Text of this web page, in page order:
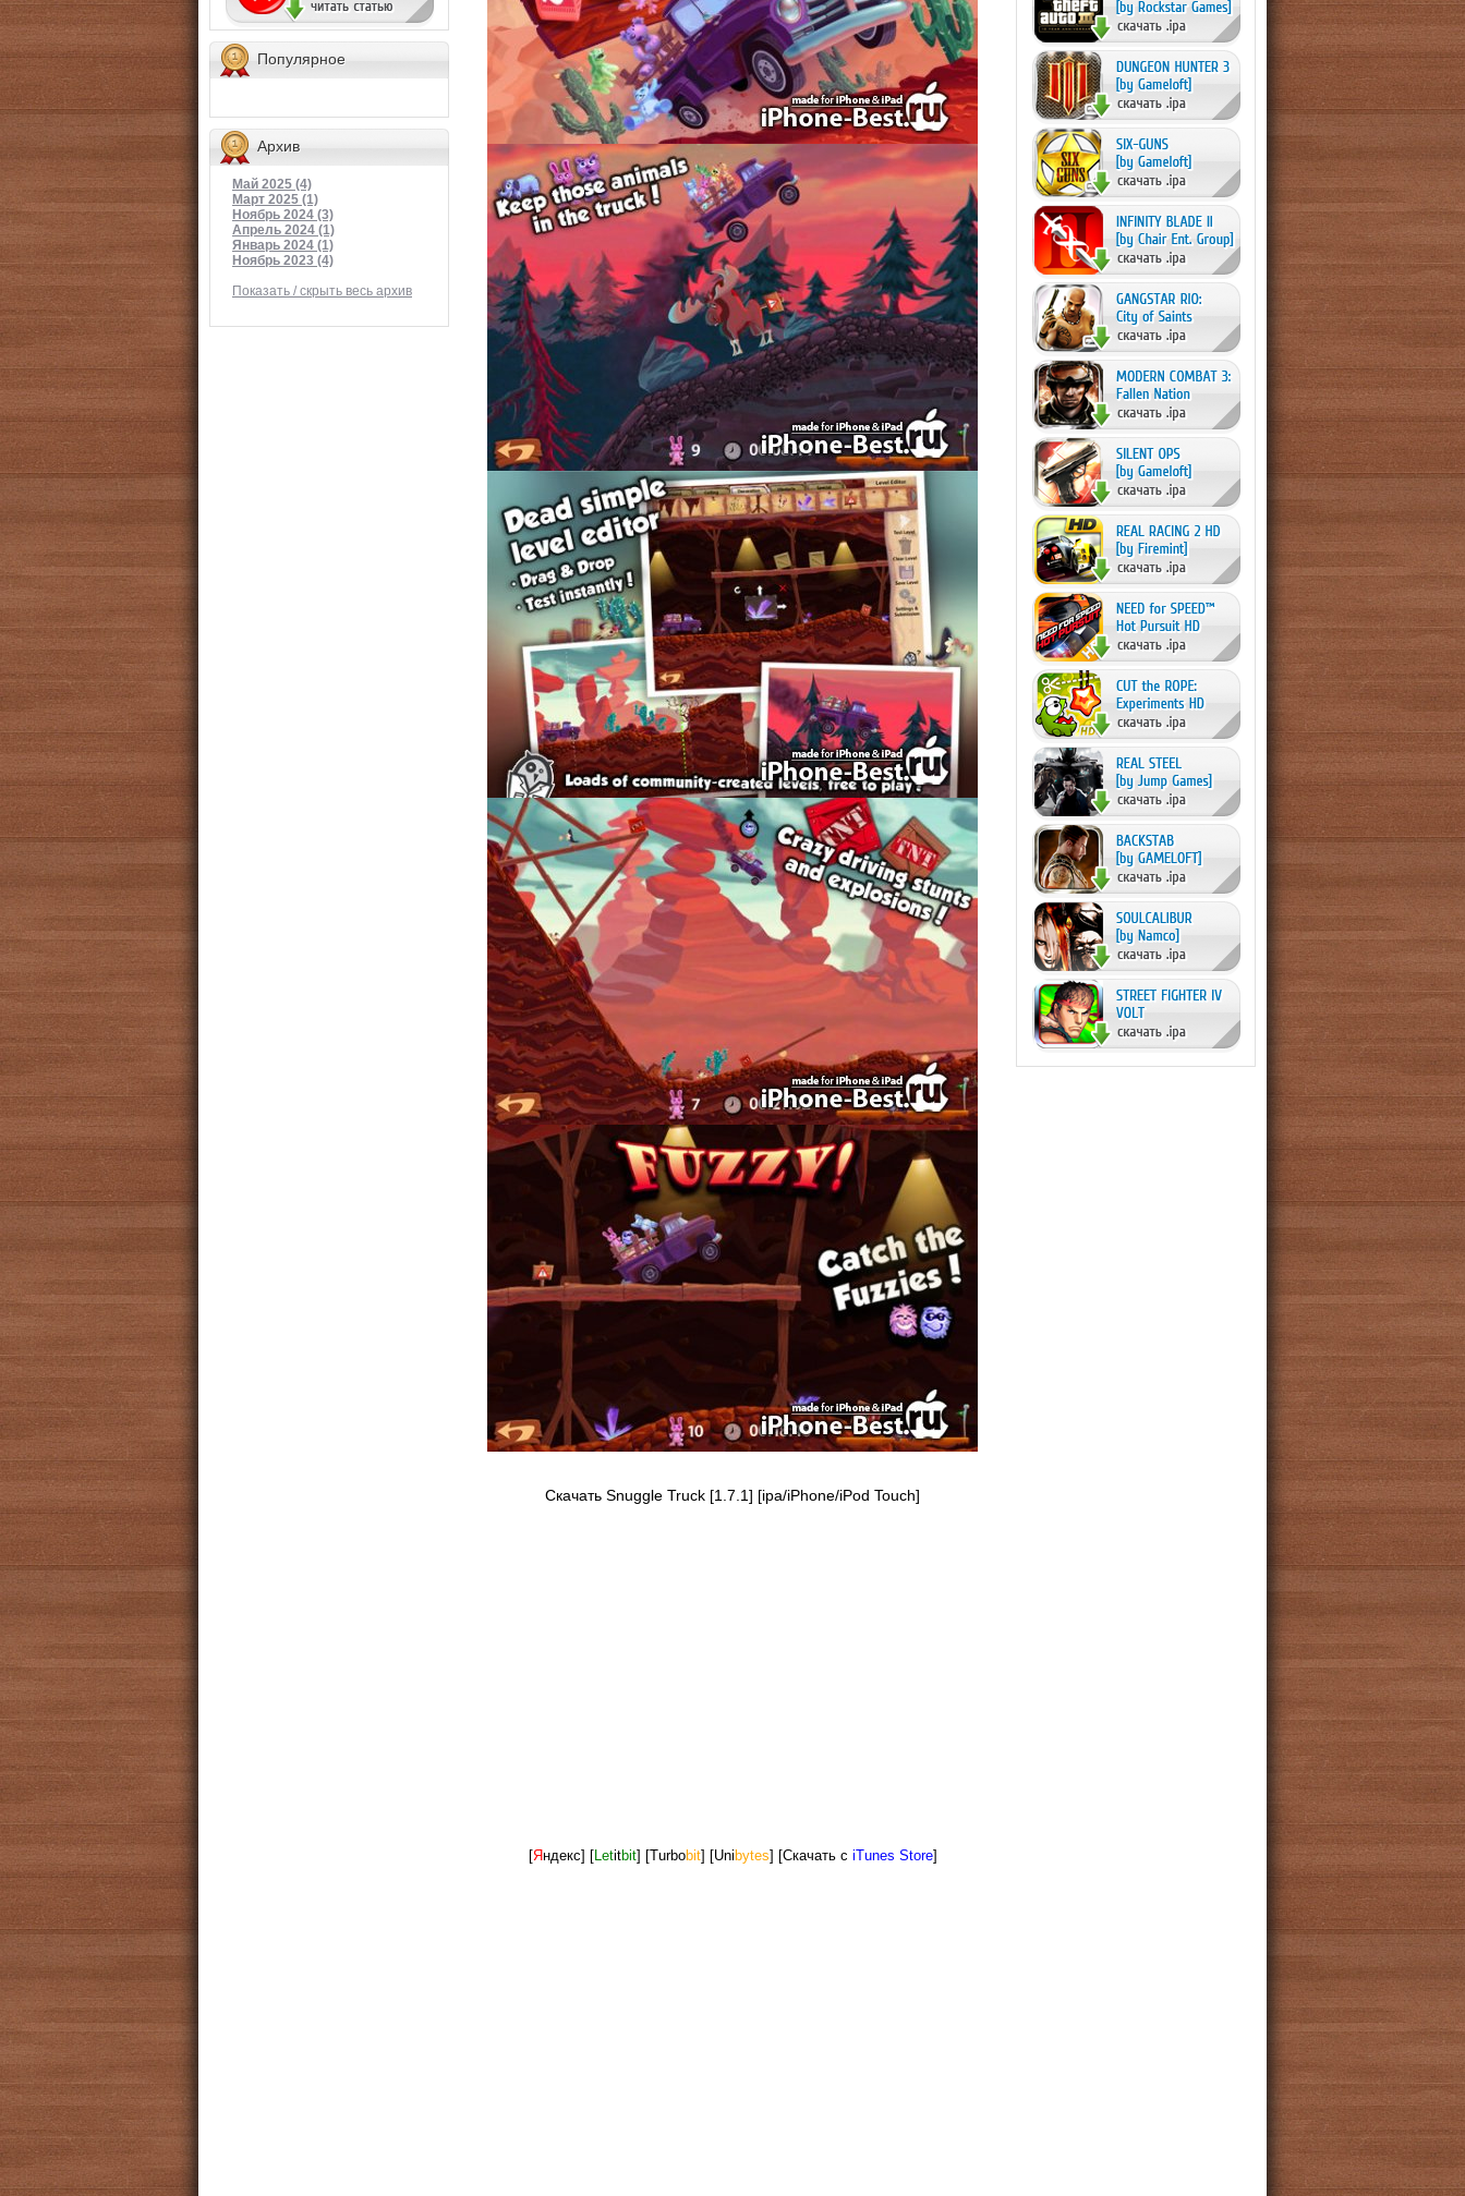
Популярное
Архив
Май 2025 (4)
Март 2025 (1)
Ноябрь 2024 (3)
Апрель 2024 (1)
Январь 2024 (1)
Ноябрь 2023 (4)
Показать / скрыть весь архив
Скачать Snuggle Truck [1.7.1] [ipa/iPhone/iPod Touch]
[Яндекс] [Letitbit] [Turbobit] [Unibytes] [Скачать с iTunes Store]